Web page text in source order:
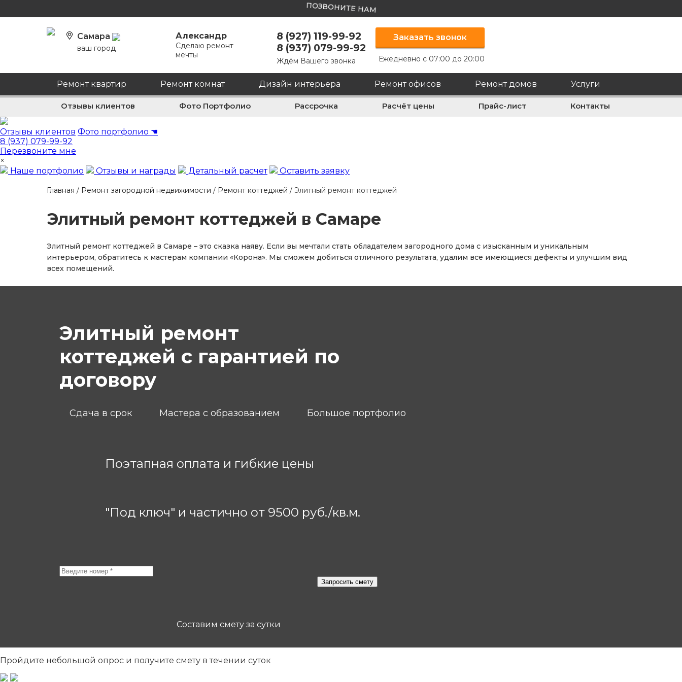
ПОЗВОНИТЕ НАМ
Самара
ваш город
Александр
Сделаю ремонт
мечты
8 (927) 119-99-92
8 (937) 079-99-92
Ждём Вашего звонка
Заказать звонок
Ежедневно с 07:00 до 20:00
Ремонт квартир Ремонт комнат Дизайн интерьера Ремонт офисов Ремонт домов Услуги
Отзывы клиентов Фото Портфолио Рассрочка Расчёт цены Прайс-лист Контакты
Отзывы клиентов Фото портфолио ☚
8 (937) 079-99-92
Перезвоните мне
×
Наше портфолио
Отзывы и награды Детальный расчет Оставить заявку
Главная / Ремонт загородной недвижимости / Ремонт коттеджей / Элитный ремонт коттеджей
Элитный ремонт коттеджей в Самаре
Элитный ремонт коттеджей в Самаре – это сказка наяву. Если вы мечтали стать обладателем загородного дома с изысканным и уникальным
интерьером, обратитесь к мастерам компании «Корона». Мы сможем добиться отличного результата, удалим все имеющиеся дефекты и улучшим вид
всех помещений.
Элитный ремонт
коттеджей с гарантией по
договору
Сдача в срок Мастера с образованием Большое портфолио
Поэтапная оплата и гибкие цены
"Под ключ" и частично от 9500 руб./кв.м.
Составим смету за сутки
Пройдите небольшой опрос и получите смету в течении суток